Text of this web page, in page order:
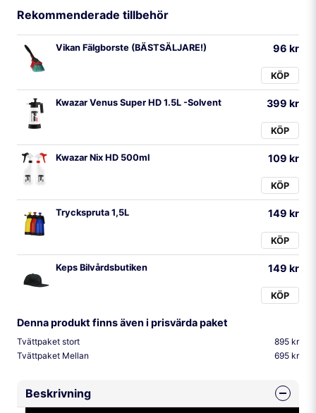
Rekommenderade tillbehör
Vikan Fälgborste (BÄSTSÄLJARE!) 96 kr
KÖP
Kwazar Venus Super HD 1.5L -Solvent 399 kr
KÖP
Kwazar Nix HD 500ml 109 kr
KÖP
Tryckspruta 1,5L 149 kr
KÖP
Keps Bilvårdsbutiken 149 kr
KÖP
Denna produkt finns även i prisvärda paket
Tvättpaket stort
895 kr
Tvättpaket Mellan
695 kr
Beskrivning